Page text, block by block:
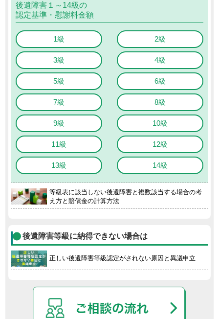
後遺障害１～14級の
認定基準・慰謝料金額
1級 2級
3級 4級
5級 6級
7級 8級
9級 10級
11級 12級
13級 14級
等級表に該当しない後遺障害と複数該当する場合の考
え方と賠償金の計算方法
後遺障害等級に納得できない場合は
正しい後遺障害等級認定がされない原因と異議申立